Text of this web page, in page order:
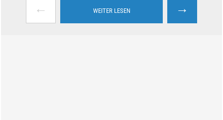
← WEITER LESEN →